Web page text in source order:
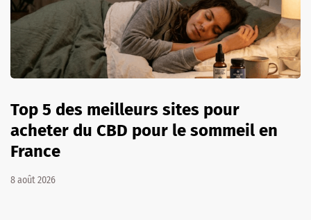
Top 5 des meilleurs sites pour
acheter du CBD pour le sommeil en
France
8 août 2026